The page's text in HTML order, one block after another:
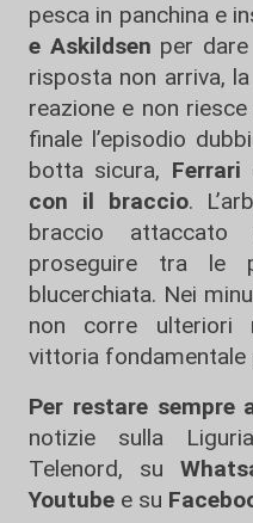
pesca in panchina e
e Askildsen per
risposta non arriva,
reazione e non
finale l’episodio
botta sicura,
con il braccio.
braccio
proseguire tra le
blucerchiata. Nei
non corre ulteriori
vittoria fondamentale
Per restare sempre
notizie sulla
Telenord, su
Youtube e su